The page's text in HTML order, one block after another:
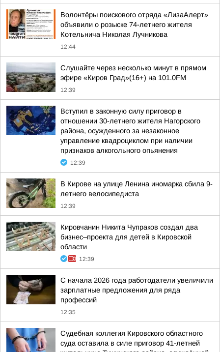
Волонтёры поискового отряда «ЛизаАлерт»
объявили о розыске 74-летнего жителя
Котельнича Николая Лучникова
12:44
Слушайте через несколько минут в прямом
эфире «Киров Град»(16+) на 101.0FM
12:39
Вступил в законную силу приговор в
отношении 30-летнего жителя Нагорского
района, осужденного за незаконное
управление квадроциклом при наличии
признаков алкогольного опьянения
12:39
В Кирове на улице Ленина иномарка сбила 9-
летнего велосипедиста
12:39
Кировчанин Никита Чупраков создал два
бизнес–проекта для детей в Кировской
области
12:39
С начала 2026 года работодатели увеличили
зарплатные предложения для ряда
профессий
12:35
Судебная коллегия Кировского областного
суда оставила в силе приговор 41-летней